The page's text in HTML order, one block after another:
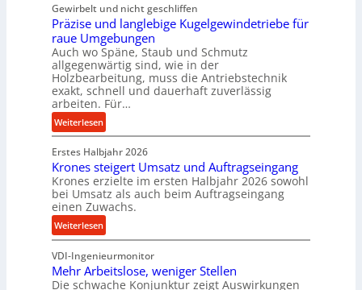
b
e
i
m
D
r
ü
c
k
p
r
o
z
e
s
s
u
g
e
l
g
e
w
i
n
d
e
t
r
i
b
u
n
d
Gewirbelt und nicht geschliffen
Präzise und langlebige Kugelgewindetriebe für
raue Umgebungen
Auch wo Späne, Staub und Schmutz
allgegenwärtig sind, wie in der
Holzbearbeitung, muss die Antriebstechnik
exakt, schnell und dauerhaft zuverlässig
arbeiten. Für…
Weiterlesen:
P
r
ä
z
i
s
e
u
n
d
Erstes Halbjahr 2026
Krones steigert Umsatz und Auftragseingang
Krones erzielte im ersten Halbjahr 2026 sowohl
bei Umsatz als auch beim Auftragseingang
einen Zuwachs.
Weiterlesen:
K
r
o
n
VDI-Ingenieurmonitor
Mehr Arbeitslose, weniger Stellen
Die schwache Konjunktur zeigt Auswirkungen